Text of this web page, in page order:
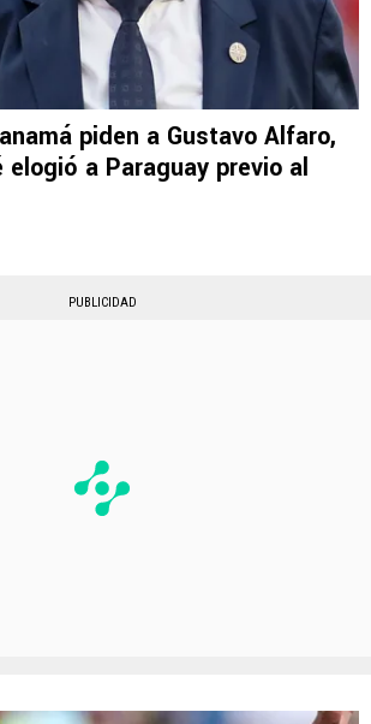
piden a Gustavo Alfaro,
elogió a Paraguay previo al
PUBLICIDAD